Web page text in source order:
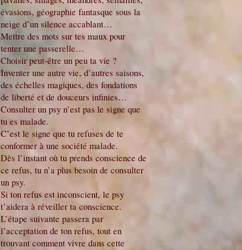
évasions, géographie fantasque sous la
neige d’un silence accablant…
Mettre des mots sur tes maux pour
tenter une passerelle…
Choisir peut-être un peu ta vie ?
Inventer une autre vie, d’autres saisons,
des échelles magiques, des fondations
de liberté et de douceurs infinies…
Consulter un psy n’est pas le signe que
tu es malade.
C’est le signe que tu refuses de te
conformer à une société malade.
Dès l’instant où tu prends conscience de
ce refus, tu n’a plus besoin de consulter
un psy.
Si ton refus est inconscient, le psy
t’aidera à réveiller ta conscience.
L’étape suivante passera par
l’acceptation de ton refus, tout en
trouvant comment vivre dans cette